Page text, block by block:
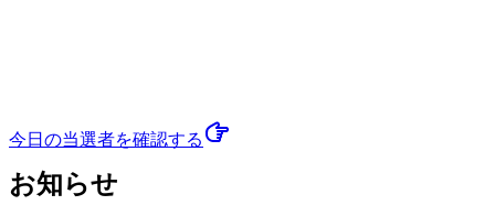
今日の当選者を確認する
お知らせ